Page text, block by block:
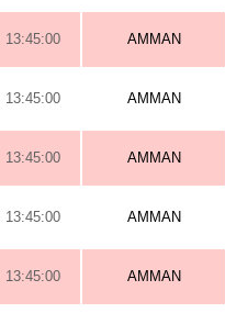
13:45:00 AMMAN
13:45:00 AMMAN
13:45:00 AMMAN
13:45:00 AMMAN
13:45:00 AMMAN